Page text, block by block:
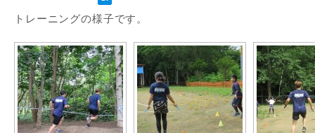
トレーニングの様子です。